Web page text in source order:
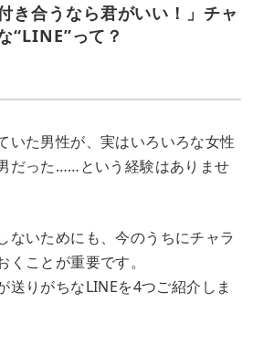
き合うなら君がいい！」チャ
“LINE”って？
いた男性が、実はいろいろな女性
だった……という経験はありませ
ないためにも、今のうちにチャラ
ことが重要です。
送りがちなLINEを4つご紹介しま